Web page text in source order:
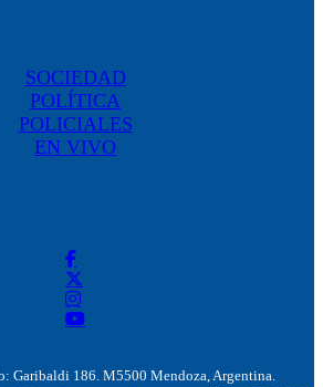
SOCIEDAD
POLÍTICA
POLICIALES
EN VIVO
Garibaldi 186. M5500 Mendoza, Argentina.